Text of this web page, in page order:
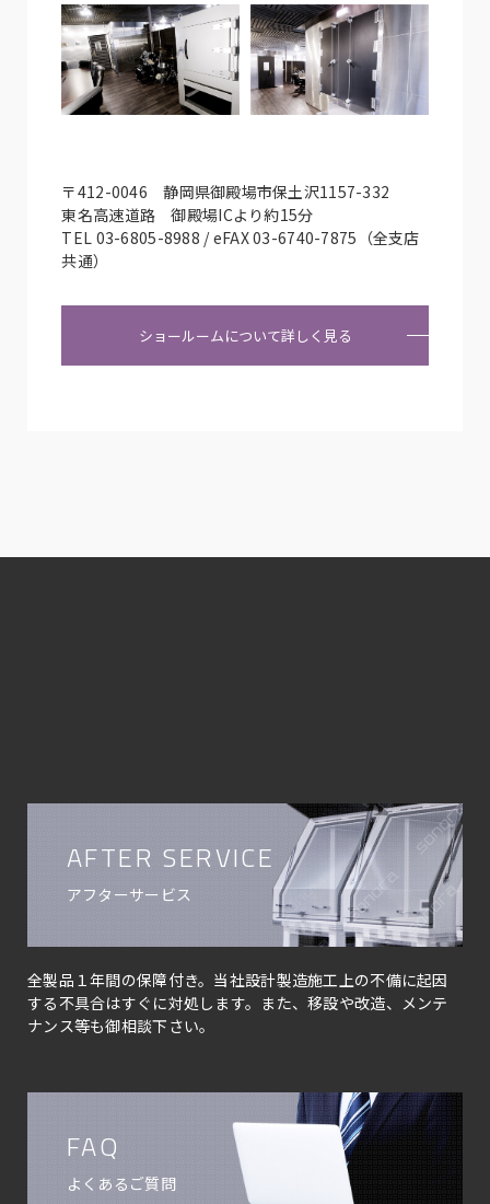
〒412-0046 静岡県御殿場市保土沢1157-332
東名高速道路 御殿場ICより約15分
TEL 03-6805-8988 / eFAX 03-6740-7875（全支店
共通）
ショールームについて詳しく見る
AFTER SERVICE
アフターサービス
全製品１年間の保障付き。当社設計製造施工上の不備に起因
する不具合はすぐに対処します。また、移設や改造、メンテ
ナンス等も御相談下さい。
FAQ
よくあるご質問